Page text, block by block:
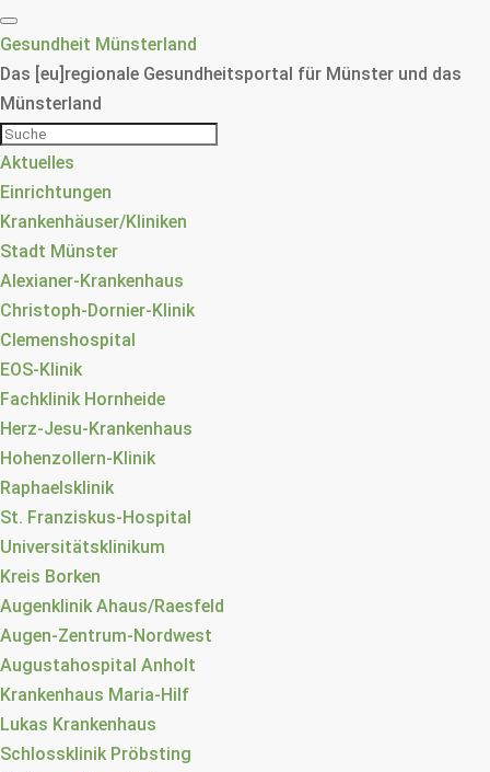
Gesundheit Münsterland
Das [eu]regionale Gesundheitsportal für Münster und das
Münsterland
Aktuelles
Einrichtungen
Krankenhäuser/Kliniken
Stadt Münster
Alexianer-Krankenhaus
Christoph-Dornier-Klinik
Clemenshospital
EOS-Klinik
Fachklinik Hornheide
Herz-Jesu-Krankenhaus
Hohenzollern-Klinik
Raphaelsklinik
St. Franziskus-Hospital
Universitätsklinikum
Kreis Borken
Augenklinik Ahaus/Raesfeld
Augen-Zentrum-Nordwest
Augustahospital Anholt
Krankenhaus Maria-Hilf
Lukas Krankenhaus
Schlossklinik Pröbsting